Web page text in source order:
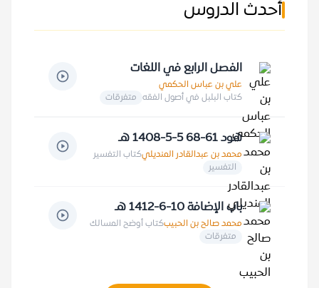
أحدث الدروس
الفصل الرابع في اللغات
علي بن عباس الحكمي
كتاب البلبل في أصول الفقه متفرقات
هود 61-68 5-5-1408 هـ
محمد بن عبدالقادر المنديليكتاب التفسير
التفسير
باب الإضافة 10-6-1412 هـ
محمد صالح بن الحبيبكتاب أوضح المسالك
متفرقات